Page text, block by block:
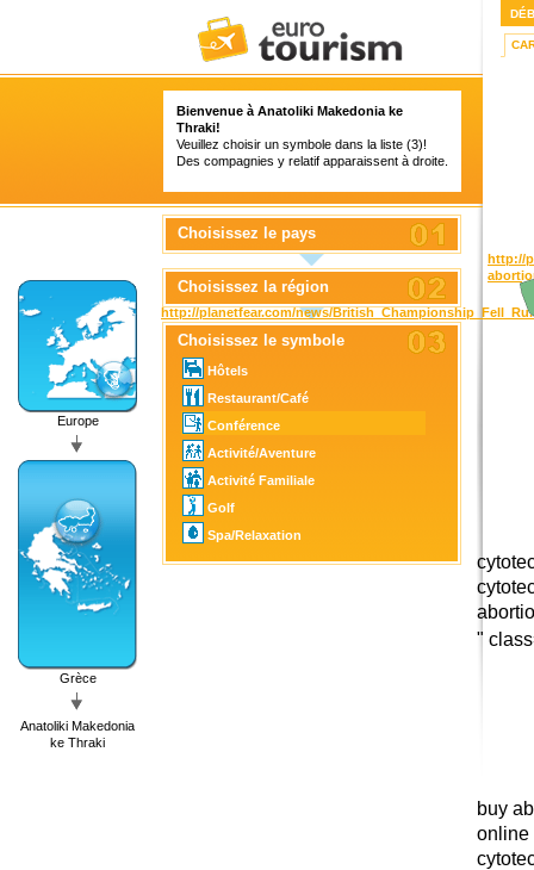
Bienvenue à Anatoliki Makedonia ke
Thraki!
Veuillez choisir un symbole dans la liste (3)!
Des compagnies y relatif apparaissent à droite.
Europe
Grèce
Anatoliki Makedonia
ke Thraki
Choisissez le pays
Choisissez la région
Choisissez le symbole
Hôtels
Restaurant/Café
Conférence
Activité/Aventure
Activité Familiale
Golf
Spa/Relaxation
http://
"
http://planetfear.com/news/
buy
online